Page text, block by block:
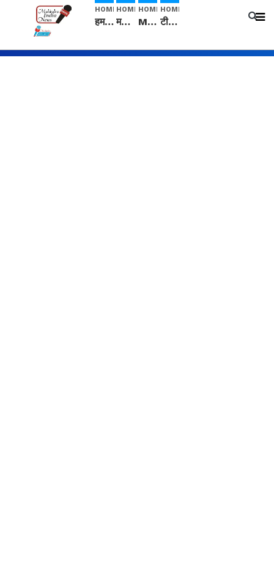
HOME
हम सनातनी..." सांसद kangana Ranaut से क्या बोली लड़की? Viral Jantar-Mantar | CJP protest
HOME
मनीषा हत्याकांड: हत्या, आत्महत्या या कोई बड़ा राज? | Full Story | Josh Haryana
HOME
Mangalsutra: हिंदू धर्म में शादी के बाद मंगलसूत्र क्यों पहनती है महिलाएं, किसने शुरु की ये परंपरा
HOME
टीम बीकेई ने एग्रीकल्चर ग्रेड की यूरिया खाद गट्टों में बदलकर टेक्निकल ग्रेड में बेचने वालों पर करवाई कार्रवाई: लखविंदर सिंह औलख